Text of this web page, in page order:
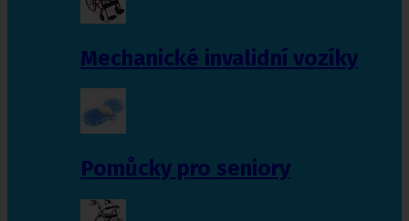
Mechanické invalidní vozíky
Pomůcky pro seniory